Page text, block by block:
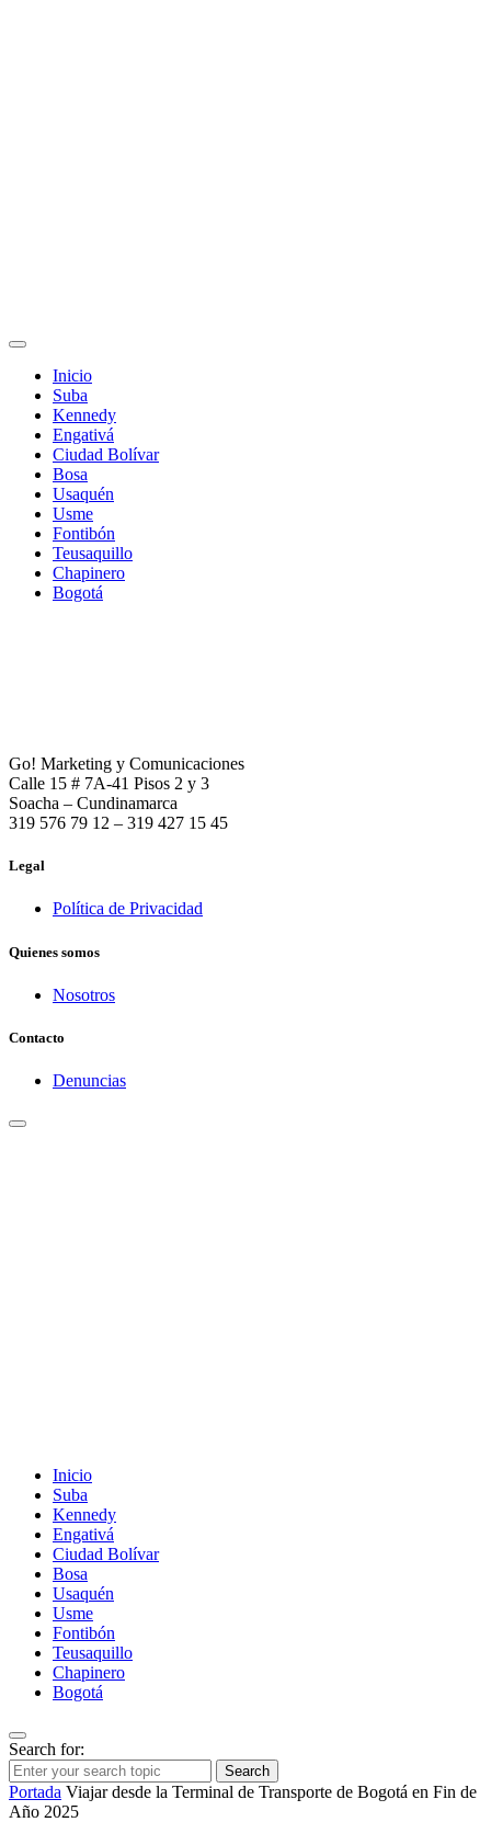
Inicio
Suba
Kennedy
Engativá
Ciudad Bolívar
Bosa
Usaquén
Usme
Fontibón
Teusaquillo
Chapinero
Bogotá
Go! Marketing y Comunicaciones
Calle 15 # 7A-41 Pisos 2 y 3
Soacha – Cundinamarca
319 576 79 12 – 319 427 15 45
Legal
Política de Privacidad
Quienes somos
Nosotros
Contacto
Denuncias
Inicio
Suba
Kennedy
Engativá
Ciudad Bolívar
Bosa
Usaquén
Usme
Fontibón
Teusaquillo
Chapinero
Bogotá
Search for:
Search
Portada Viajar desde la Terminal de Transporte de Bogotá en Fin de
Año 2025